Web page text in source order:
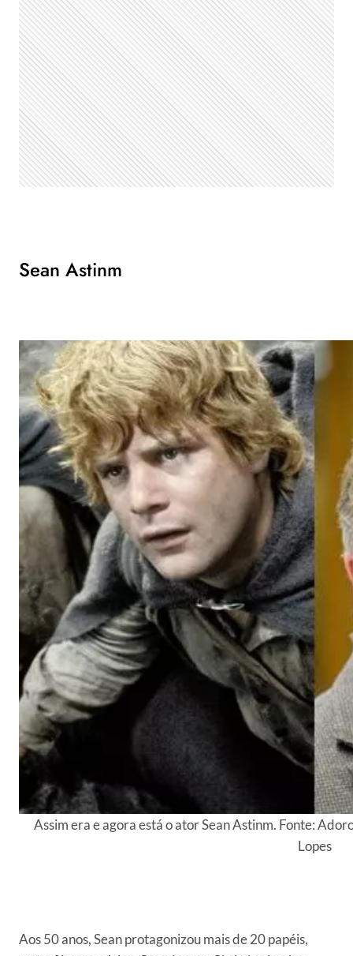
Sean Astinm
Assim era e agora está o ator Sean Astinm. Fonte:
Lopes
Aos 50 anos, Sean protagonizou mais de 20 papéis,